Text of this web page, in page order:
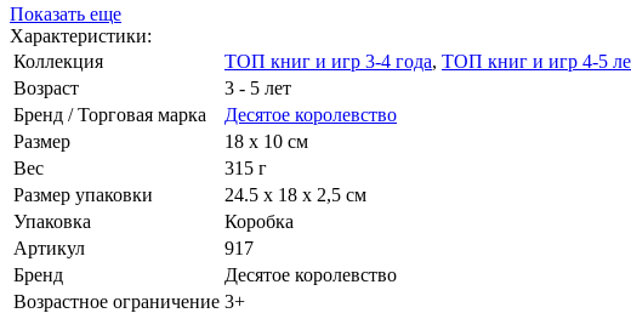
Показать еще
Характеристики:
Коллекция
ТОП книг и игр 3-4 года, ТОП книг и игр 4-5
Возраст
3 - 5 лет
Бренд / Торговая марка
Десятое королевство
Размер
18 х 10 см
Вес
315 г
Размер упаковки
24.5 х 18 х 2,5 см
Упаковка
Коробка
Артикул
917
Бренд
Десятое королевство
Возрастное ограничение 3+